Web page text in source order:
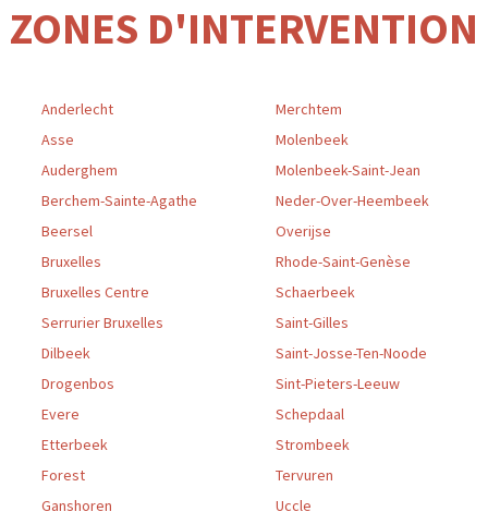
ZONES D'INTERVENTION
Anderlecht
Asse
Auderghem
Berchem-Sainte-Agathe
Beersel
Bruxelles
Bruxelles Centre
Serrurier Bruxelles
Dilbeek
Drogenbos
Evere
Etterbeek
Forest
Ganshoren
Merchtem
Molenbeek
Molenbeek-Saint-Jean
Neder-Over-Heembeek
Overijse
Rhode-Saint-Genèse
Schaerbeek
Saint-Gilles
Saint-Josse-Ten-Noode
Sint-Pieters-Leeuw
Schepdaal
Strombeek
Tervuren
Uccle